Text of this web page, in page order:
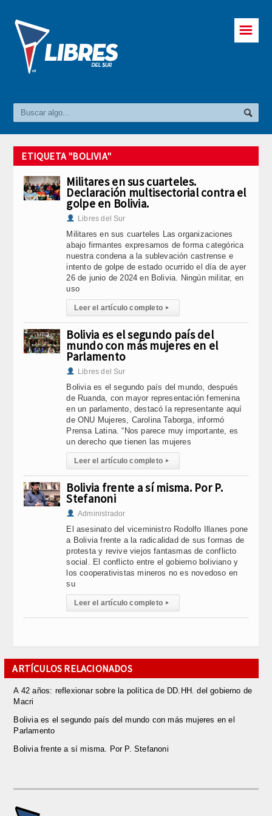
☰
ETIQUETA "BOLIVIA"
Militares en sus cuarteles.
Declaración multisectorial contra el
golpe en Bolivia.
Libres del Sur
Militares en sus cuarteles Las organizaciones
abajo firmantes expresamos de forma categórica
nuestra condena a la sublevación castrense e
intento de golpe de estado ocurrido el día de ayer
26 de junio de 2024 en Bolivia. Ningún militar, en
uso
Leer el artículo completo ▸
Bolivia es el segundo país del
mundo con más mujeres en el
Parlamento
Libres del Sur
Bolivia es el segundo país del mundo, después
de Ruanda, con mayor representación femenina
en un parlamento, destacó la representante aquí
de ONU Mujeres, Carolina Taborga, informó
Prensa Latina. “Nos parece muy importante, es
un derecho que tienen las mujeres
Leer el artículo completo ▸
Bolivia frente a sí misma. Por P.
Stefanoni
Administrador
El asesinato del viceministro Rodolfo Illanes pone
a Bolivia frente a la radicalidad de sus formas de
protesta y revive viejos fantasmas de conflicto
social. El conflicto entre el gobierno boliviano y
los cooperativistas mineros no es novedoso en
su
Leer el artículo completo ▸
ARTÍCULOS RELACIONADOS
A 42 años: reflexionar sobre la política de DD.HH. del gobierno de
Macri
Bolivia es el segundo país del mundo con más mujeres en el
Parlamento
Bolivia frente a sí misma. Por P. Stefanoni